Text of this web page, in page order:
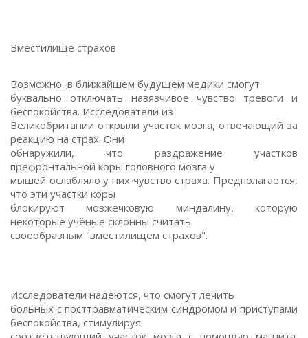
Вместилище страхов
Возможно, в ближайшем будущем медики смогут
буквально отключать навязчивое чувство тревоги и
беспокойства. Исследователи из
Великобритании открыли участок мозга, отвечающий за
реакцию на страх. Они
обнаружили, что раздражение участков
префронтальной коры головного мозга у
мышей ослабляло у них чувство страха. Предполагается,
что эти участки коры
блокируют мозжечковую миндалину, которую
некоторые учёные склонны считать
своеобразным "вместилищем страхов".
Исследователи надеются, что смогут лечить
больных с посттравматическим синдромом и приступами
беспокойства, стимулируя